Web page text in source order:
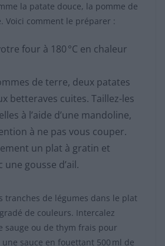
la patate douce, la pomme de
Voici comment le préparer :
four à 180 °C en chaleur
de terre, deux patates
betteraves cuites. Taillez-les
à l’aide d’une mandoline,
à ne pas vous couper.
un plat à gratin et
gousse d’ail.
tranches de légumes dans le plat
de couleurs. Intercalez
sauge ou de thym frais pour
sauce en fouettant 500 ml de